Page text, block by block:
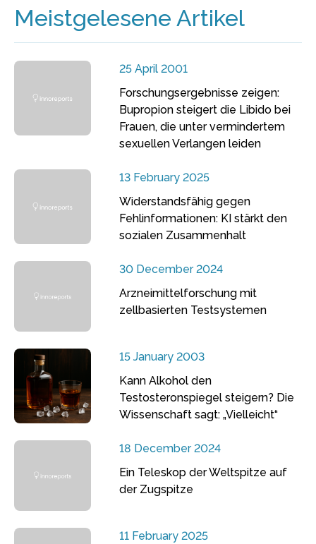
Meistgelesene Artikel
25 April 2001
Forschungsergebnisse zeigen:
Bupropion steigert die Libido bei
Frauen, die unter vermindertem
sexuellen Verlangen leiden
13 February 2025
Widerstandsfähig gegen
Fehlinformationen: KI stärkt den
sozialen Zusammenhalt
30 December 2024
Arzneimittelforschung mit
zellbasierten Testsystemen
15 January 2003
Kann Alkohol den
Testosteronspiegel steigern? Die
Wissenschaft sagt: „Vielleicht“
18 December 2024
Ein Teleskop der Weltspitze auf
der Zugspitze
11 February 2025